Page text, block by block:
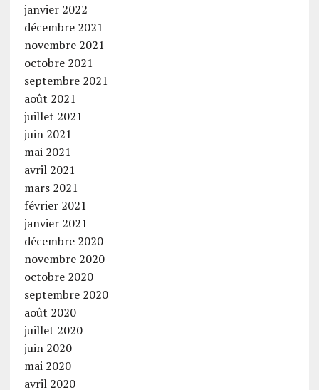
janvier 2022
décembre 2021
novembre 2021
octobre 2021
septembre 2021
août 2021
juillet 2021
juin 2021
mai 2021
avril 2021
mars 2021
février 2021
janvier 2021
décembre 2020
novembre 2020
octobre 2020
septembre 2020
août 2020
juillet 2020
juin 2020
mai 2020
avril 2020